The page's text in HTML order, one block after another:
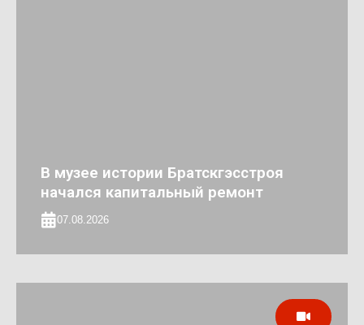
В музее истории Братскгэсстроя
начался капитальный ремонт
07.08.2026